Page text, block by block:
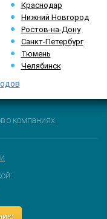
Краснодар
Нижний Новгород
Ростов-на-Дону
Санкт-Петербург
Тюмень
Челябинск
о компаниях.